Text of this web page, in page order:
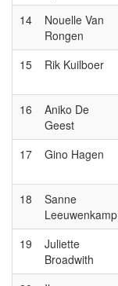
14
Nouelle Van
Rongen
15 Rik Kuilboer
16
Aniko De
Geest
17 Gino Hagen
18
Sanne
Leeuwenkamp
19
Juliette
Broadwith